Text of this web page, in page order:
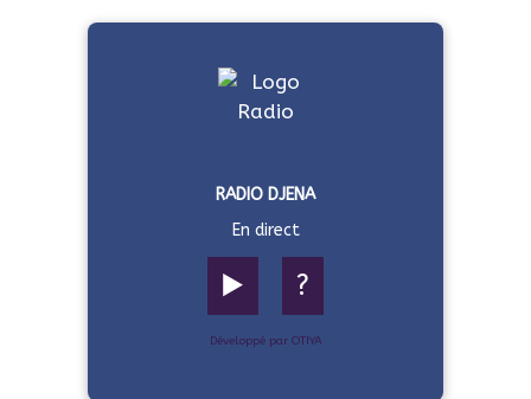
RADIO DJENA
En direct
▶️ ?
Développé par OTIYA